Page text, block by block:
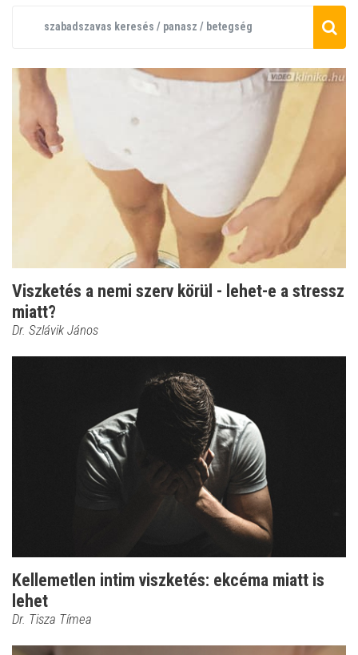
Viszketés a nemi szerv körül - lehet-e a stressz
miatt?
Dr. Szlávik János
Kellemetlen intim viszketés: ekcéma miatt is
lehet
Dr. Tisza Tímea